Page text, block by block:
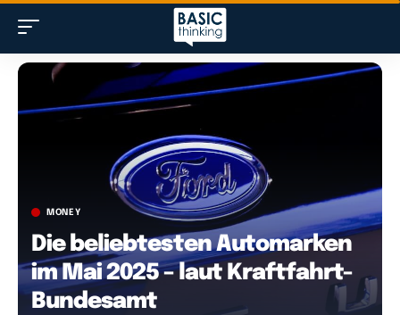
MONEY
Die beliebtesten Automarken
im Mai 2025 – laut Kraftfahrt-
Bundesamt